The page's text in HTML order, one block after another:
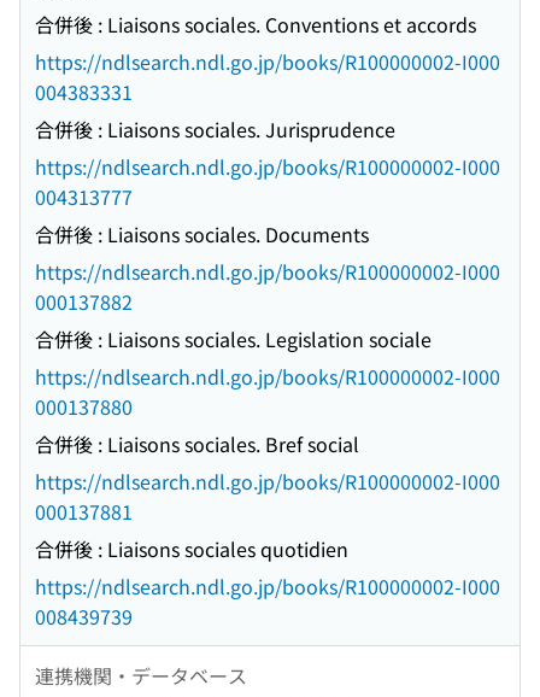
合併後 : Liaisons sociales. Conventions et accords
https://ndlsearch.ndl.go.jp/books/R100000002-I000
004383331
合併後 : Liaisons sociales. Jurisprudence
https://ndlsearch.ndl.go.jp/books/R100000002-I000
004313777
合併後 : Liaisons sociales. Documents
https://ndlsearch.ndl.go.jp/books/R100000002-I000
000137882
合併後 : Liaisons sociales. Legislation sociale
https://ndlsearch.ndl.go.jp/books/R100000002-I000
000137880
合併後 : Liaisons sociales. Bref social
https://ndlsearch.ndl.go.jp/books/R100000002-I000
000137881
合併後 : Liaisons sociales quotidien
https://ndlsearch.ndl.go.jp/books/R100000002-I000
008439739
連携機関・データベース